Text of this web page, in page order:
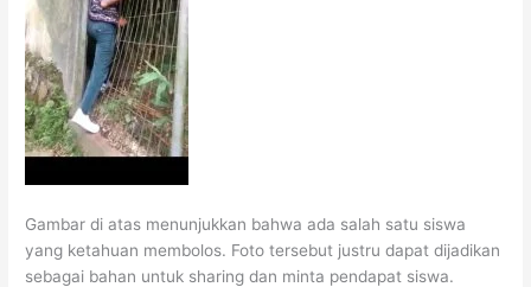
Gambar di atas menunjukkan bahwa ada salah satu siswa
yang ketahuan membolos. Foto tersebut justru dapat dijadikan
sebagai bahan untuk sharing dan minta pendapat siswa.